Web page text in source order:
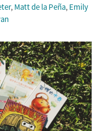
, Matt de la Peña, Emily